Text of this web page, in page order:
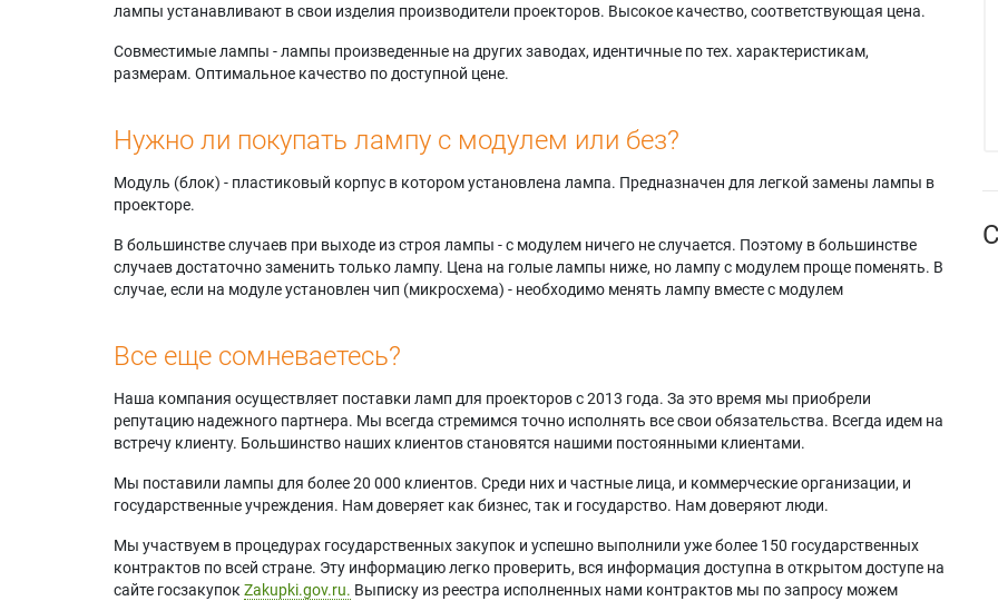
лампы устанавливают в свои изделия производители проекторов. Высокое качество, соответствующая цена.
Совместимые лампы - лампы произведенные на других заводах, идентичные по тех. характеристикам,
размерам. Оптимальное качество по доступной цене.
Нужно ли покупать лампу с модулем или без?
Модуль (блок) - пластиковый корпус в котором установлена лампа. Предназначен для легкой замены лампы в
проекторе.
В большинстве случаев при выходе из строя лампы - с модулем ничего не случается. Поэтому в большинстве
случаев достаточно заменить только лампу. Цена на голые лампы ниже, но лампу с модулем проще поменять. В
случае, если на модуле установлен чип (микросхема) - необходимо менять лампу вместе с модулем
Все еще сомневаетесь?
Наша компания осуществляет поставки ламп для проекторов с 2013 года. За это время мы приобрели
репутацию надежного партнера. Мы всегда стремимся точно исполнять все свои обязательства. Всегда идем на
встречу клиенту. Большинство наших клиентов становятся нашими постоянными клиентами.
Мы поставили лампы для более 20 000 клиентов. Среди них и частные лица, и коммерческие организации, и
государственные учреждения. Нам доверяет как бизнес, так и государство. Нам доверяют люди.
Мы участвуем в процедурах государственных закупок и успешно выполнили уже более 150 государственных
контрактов по всей стране. Эту информацию легко проверить, вся информация доступна в открытом доступе на
сайте госзакупок Zakupki.gov.ru. Выписку из реестра исполненных нами контрактов мы по запросу можем